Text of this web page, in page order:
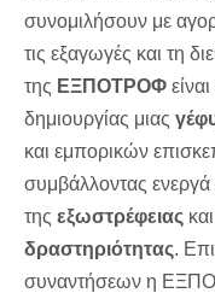
συνομιλήσουν με
τις εξαγωγές και τη
της ΕΞΠΟΤΡΟΦ
δημιουργίας μιας
και εμπορικών
συμβάλλοντας ενεργά
της εξωστρέφειας
δραστηριότητας.
συναντήσεων η